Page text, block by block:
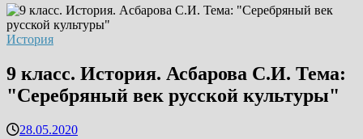
История
9 класс. История. Асбарова С.И. Тема:
"Серебряный век русской культуры"
28.05.2020